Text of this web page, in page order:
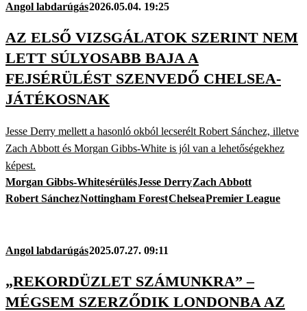
Angol labdarúgás2026.05.04. 19:25
AZ ELSŐ VIZSGÁLATOK SZERINT NEM
LETT SÚLYOSABB BAJA A
FEJSÉRÜLÉST SZENVEDŐ CHELSEA-
JÁTÉKOSNAK
Jesse Derry mellett a hasonló okból lecserélt Robert Sánchez, illetve
Zach Abbott és Morgan Gibbs-White is jól van a lehetőségekhez
képest.
Morgan Gibbs-WhitesérülésJesse DerryZach Abbott
Robert SánchezNottingham ForestChelseaPremier League
Angol labdarúgás2025.07.27. 09:11
„REKORDÜZLET SZÁMUNKRA” –
MÉGSEM SZERZŐDIK LONDONBA AZ